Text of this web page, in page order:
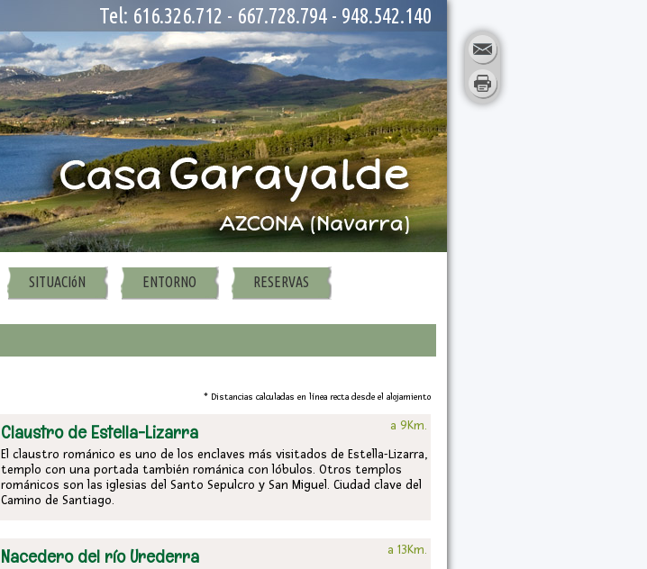
Tel: 616.326.712 - 667.728.794 - 948.542.140
SITUACIóN ENTORNO RESERVAS
* Distancias calculadas en línea recta desde el alojamiento
a 9Km.
Claustro de Estella-Lizarra
El claustro románico es uno de los enclaves más visitados de Estella-Lizarra,
templo con una portada también románica con lóbulos. Otros templos
románicos son las iglesias del Santo Sepulcro y San Miguel. Ciudad clave del
Camino de Santiago.
a 13Km.
Nacedero del río Urederra